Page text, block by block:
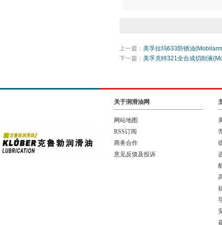
上一篇： 美孚拉玛633防锈油
下一篇： 美孚克特321全合成切削液
关于润滑油网
网站地图
RSS订阅
商务合作
意见反馈及投诉